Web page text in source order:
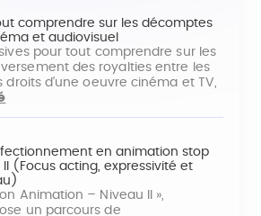
comprendre sur les décomptes
et audiovisuel
pour tout comprendre sur les
des royalties entre les
droits d'une oeuvre cinéma et TV,
en animation stop
(Focus acting, expressivité et
Animation – Niveau II »,
un parcours de